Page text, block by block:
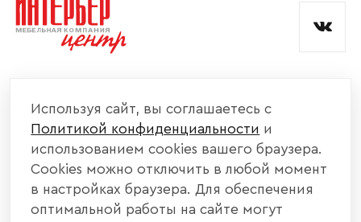
КАТАЛОГ МЕБЕЛИ
ИНФОРМАЦИЯ
Используя сайт, вы соглашаетесь с
Политикой конфиденциальности и
использованием cookies вашего браузера.
Cookies можно отключить в любой момент
в настройках браузера. Для обеспечения
оптимальной работы на сайте могут